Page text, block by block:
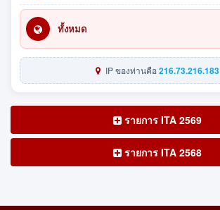
ทั้งหมด
IP ของท่านคือ216.73.216.183
รายการ ITA 2569
รายการ ITA 2568